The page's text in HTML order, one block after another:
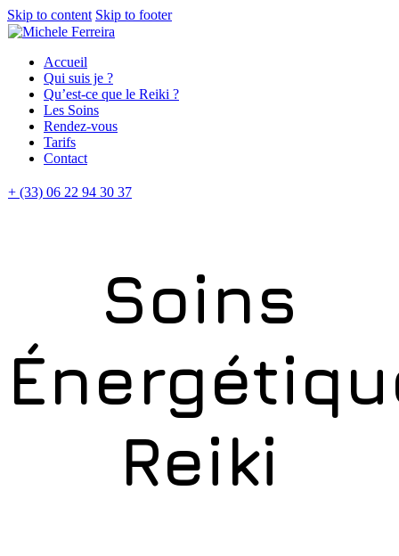
Skip to content Skip to footer
Accueil
Qui suis je ?
Qu’est-ce que le Reiki ?
Les Soins
Rendez-vous
Tarifs
Contact
+ (33) 06 22 94 30 37
Soins
Reiki